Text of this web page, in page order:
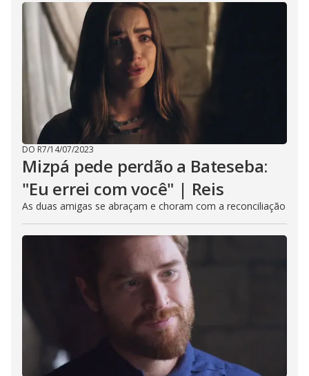
DO R7/14/07/2023
Mizpá pede perdão a Bateseba:
"Eu errei com você" | Reis
As duas amigas se abraçam e choram com a reconciliação